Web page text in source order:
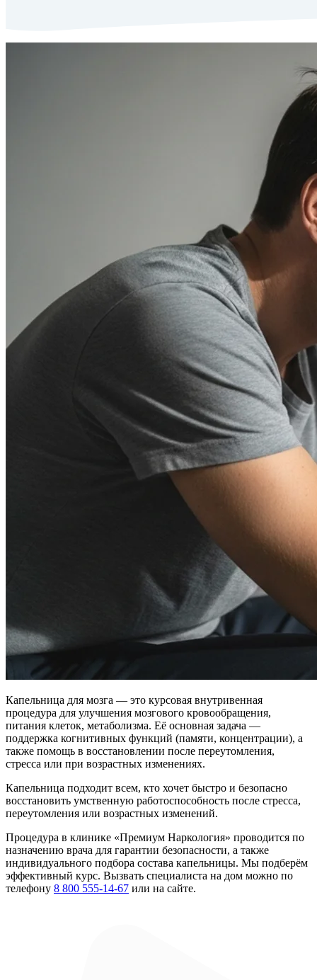
Капельница для мозга — это курсовая внутривенная
процедура для улучшения мозгового кровообращения,
питания клеток, метаболизма. Её основная задача —
поддержка когнитивных функций (памяти, концентрации), а
также помощь в восстановлении после переутомления,
стресса или при возрастных изменениях.
Капельница подходит всем, кто хочет быстро и безопасно
восстановить умственную работоспособность после стресса,
переутомления или возрастных изменений.
Процедура в клинике «Премиум Наркология» проводится по
назначению врача для гарантии безопасности, а также
индивидуального подбора состава капельницы. Мы подберём
эффективный курс. Вызвать специалиста на дом можно по
телефону 8 800 555-14-67 или на сайте.